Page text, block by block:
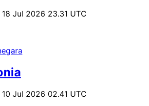
Jul 2026 23.31 UTC
Jul 2026 02.41 UTC